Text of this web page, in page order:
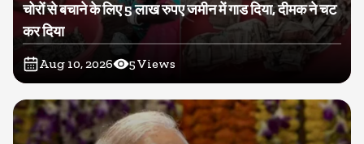
चोरों से बचाने के लिए 5 लाख रुपए जमीन में गाड दिया, दीमक ने चट
कर दिया
Aug 10, 2026 5Views